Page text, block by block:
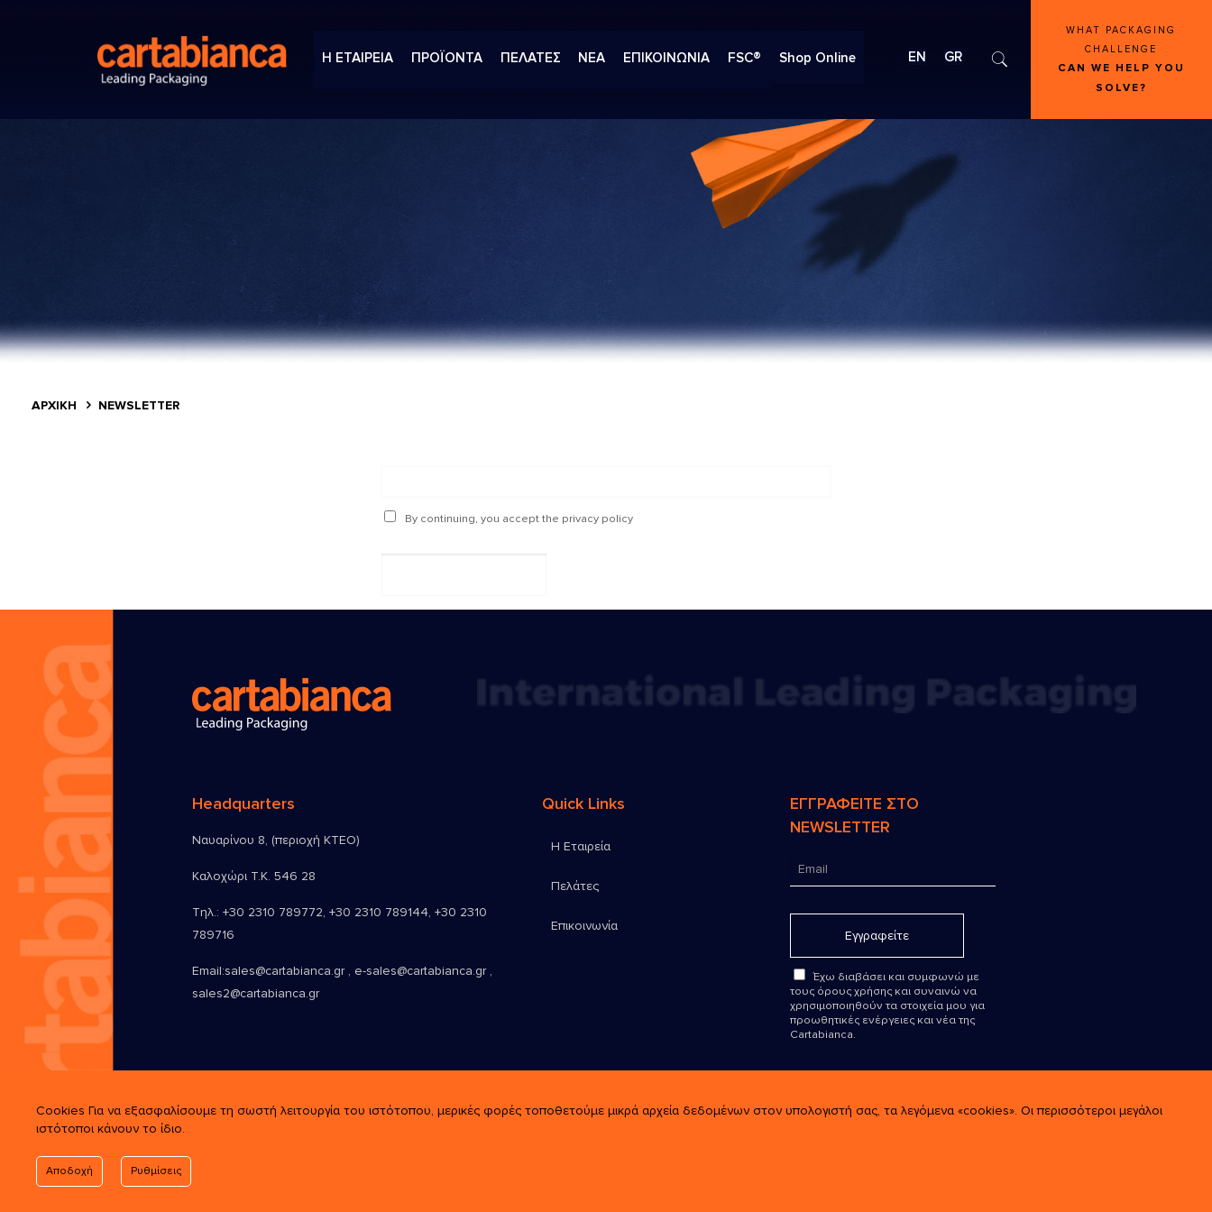
Η ΕΤΑΙΡΕΙΑ ΠΡΟΪΟΝΤΑ ΠΕΛΑΤΕΣ ΝΕΑ ΕΠΙΚΟΙΝΩΝΙΑ FSC® Shop Online EN GR
WHAT PACKAGING
CHALLENGE
CAN WE HELP YOU
SOLVE?
ΑΡΧΙΚΗ NEWSLETTER
By continuing, you accept the privacy policy
Headquarters
Ναυαρίνου 8, (περιοχή ΚΤΕΟ)
Καλοχώρι Τ.Κ. 546 28
Τηλ.:+30 2310 789772,+30 2310 789144,+30 2310
789716
Email:sales@cartabianca.gr , e-sales@cartabianca.gr ,
sales2@cartabianca.gr
Quick Links
Η Εταιρεία
Πελάτες
Επικοινωνία
ΕΓΓΡΑΦΕΙΤΕ ΣΤΟ
NEWSLETTER
Έχω διαβάσει και συμφωνώ με
τους όρους χρήσης και συναινώ να
χρησιμοποιηθούν τα στοιχεία μου για
προωθητικές ενέργειες και νέα της
Cartabianca.
Cookies Για να εξασφαλίσουμε τη σωστή λειτουργία του ιστότοπου, μερικές φορές τοποθετούμε μικρά αρχεία δεδομένων στον υπολογιστή σας, τα λεγόμενα «cookies». Οι περισσότεροι μεγάλοι
ιστότοποι κάνουν το ίδιο.
Αποδοχή Ρυθμίσεις